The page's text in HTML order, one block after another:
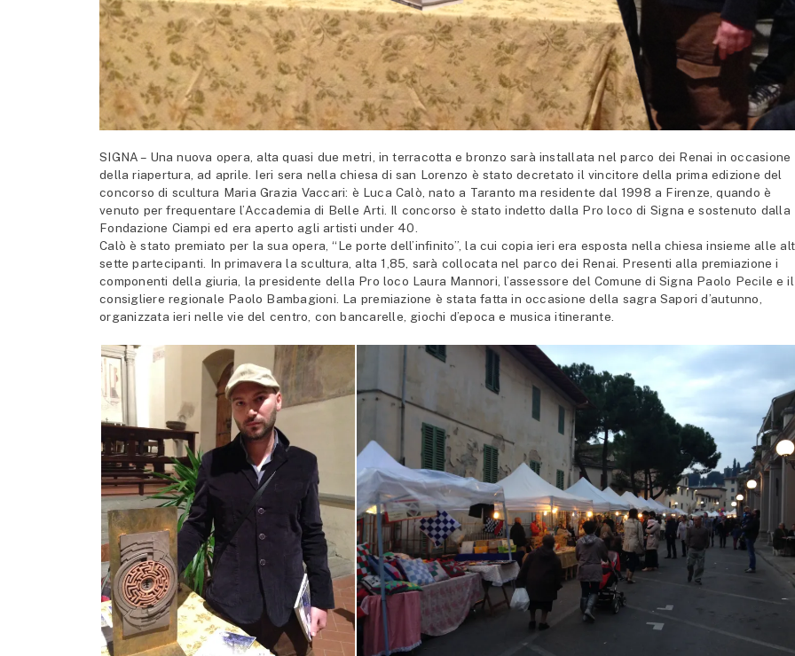
SIGNA – Una nuova opera, alta quasi due metri, in terracotta e bronzo sarà installata nel parco dei Renai in occasione
della riapertura, ad aprile. Ieri sera nella chiesa di san Lorenzo è stato decretato il vincitore della prima edizione del
concorso di scultura Maria Grazia Vaccari: è Luca Calò, nato a Taranto ma residente dal 1998 a Firenze, quando è
venuto per frequentare l’Accademia di Belle Arti. Il concorso è stato indetto dalla Pro loco di Signa e sostenuto dalla
Fondazione Ciampi ed era aperto agli artisti under 40.
Calò è stato premiato per la sua opera, “Le porte dell’infinito”, la cui copia ieri era esposta nella chiesa insieme alle
sette partecipanti. In primavera la scultura, alta 1,85, sarà collocata nel parco dei Renai. Presenti alla premiazione i
componenti della giuria, la presidente della Pro loco Laura Mannori, l’assessore del Comune di Signa Paolo Pecile e il
consigliere regionale Paolo Bambagioni. La premiazione è stata fatta in occasione della sagra Sapori d’autunno,
organizzata ieri nelle vie del centro, con bancarelle, giochi d’epoca e musica itinerante.